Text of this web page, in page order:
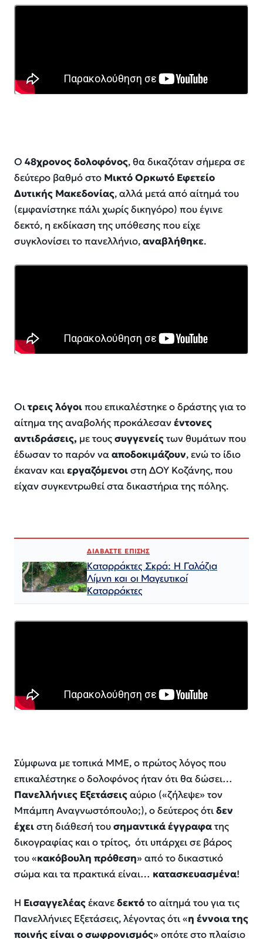
Ο 48χρονος δολοφόνος, θα δικαζόταν σήμερα σε
δεύτερο βαθμό στο Μικτό Ορκωτό Εφετείο
Δυτικής Μακεδονίας, αλλά μετά από αίτημά του
(εμφανίστηκε πάλι χωρίς δικηγόρο) που έγινε
δεκτό, η εκδίκαση της υπόθεσης που είχε
συγκλονίσει το πανελλήνιο,αναβλήθηκε.
Οιτρεις λόγοιπου επικαλέστηκε ο δράστης για το
αίτημα της αναβολής προκάλεσανέντονες
αντιδράσεις, με τουςσυγγενείςτων θυμάτων που
έδωσαν το παρόν νααποδοκιμάζουν, ενώ το ίδιο
έκαναν καιεργαζόμενοιστη ΔΟΥ Κοζάνης, που
είχαν συγκεντρωθεί στα δικαστήρια της πόλης.
ΔΙΑΒΑΣΤΕ ΕΠΙΣΗΣ
Καταρράκτες Σκρά: Η Γαλάζια
Λίμνη και οι Μαγευτικοί
Καταρράκτες
Σύμφωνα με τοπικά ΜΜΕ, ο πρώτος λόγος που
επικαλέστηκε ο δολοφόνος ήταν ότι θα δώσει…
Πανελλήνιες Εξετάσειςαύριο («ζήλεψε» τον
Μπάμπη Αναγνωστόπουλο;), ο δεύτερος ότιδεν
έχειστη διάθεσή τουσημαντικά έγγραφατης
δικογραφίας και ο τρίτος, ότι υπάρχει σε βάρος
του «κακόβουλη πρόθεση» από το δικαστικό
σώμα και τα πρακτικά είναι… κατασκευασμένα!
Η Εισαγγελέαςέκανεδεκτότο αίτημά του για τις
Πανελλήνιες Εξετάσεις, λέγοντας ότι «η έννοια της
ποινής είναι ο σωφρονισμός» οπότε στο πλαίσιο